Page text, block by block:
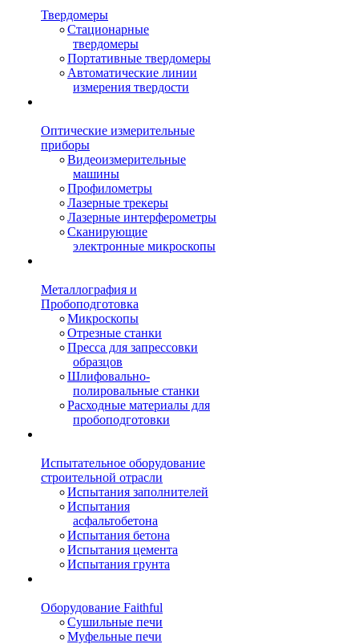
Твердомеры
Стационарные
твердомеры
Портативные твердомеры
Автоматические линии
измерения твердости
Оптические измерительные
приборы
Видеоизмерительные
машины
Профилометры
Лазерные трекеры
Лазерные интерферометры
Сканирующие
электронные микроскопы
Металлография и
Пробоподготовка
Микроскопы
Отрезные станки
Пресса для запрессовки
образцов
Шлифовально-
полировальные станки
Расходные материалы для
пробоподготовки
Испытательное оборудование
строительной отрасли
Испытания заполнителей
Испытания
асфальтобетона
Испытания бетона
Испытания цемента
Испытания грунта
Оборудование Faithful
Сушильные печи
Муфельные печи